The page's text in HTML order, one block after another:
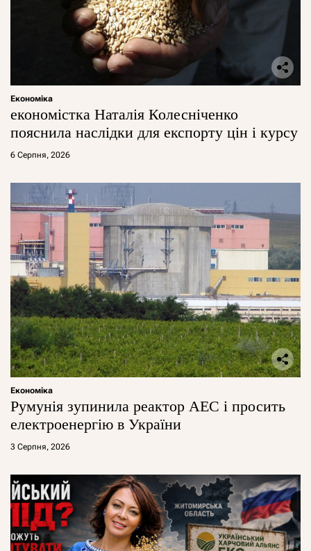
Економіка
економістка Наталія Колесніченко
пояснила наслідки для експорту цін і курсу
6 Серпня, 2026
Економіка
Румунія зупинила реактор АЕС і просить
електроенергію в України
3 Серпня, 2026